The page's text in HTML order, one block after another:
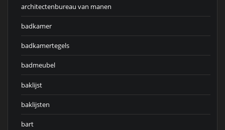
architectenbureau van manen
badkamer
badkamertegels
badmeubel
baklijst
baklijsten
bart